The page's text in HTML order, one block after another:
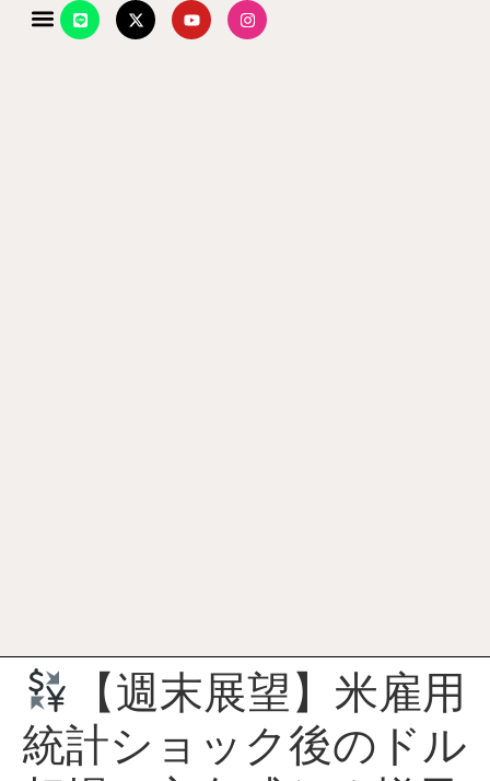
【週末展望】米雇用
統計ショック後のドル